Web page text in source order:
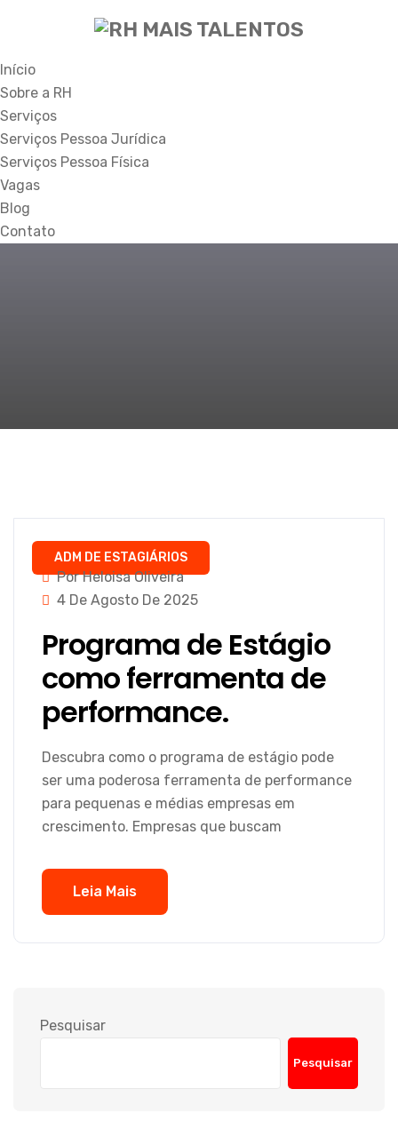
Início
Sobre a RH
Serviços
Serviços Pessoa Jurídica
Serviços Pessoa Física
Vagas
Blog
Contato
ADM DE ESTAGIÁRIOS
Por Heloisa Oliveira
4 De Agosto De 2025
Programa de Estágio
como ferramenta de
performance.
Descubra como o programa de estágio pode
ser uma poderosa ferramenta de performance
para pequenas e médias empresas em
crescimento. Empresas que buscam
Leia Mais
Pesquisar
Pesquisar